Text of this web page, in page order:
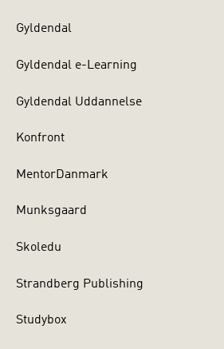
Gyldendal
Gyldendal e-Learning
Gyldendal Uddannelse
Konfront
MentorDanmark
Munksgaard
Skoledu
Strandberg Publishing
Studybox